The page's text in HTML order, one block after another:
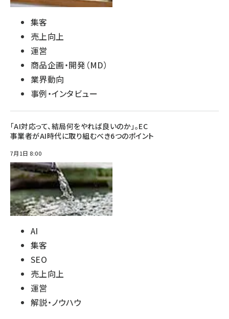
集客
売上向上
運営
商品企画・開発（MD）
業界動向
事例・インタビュー
「AI対応って、結局何をやれば良いのか」。EC
事業者がAI時代に取り組むべき6つのポイント
7月1日 8:00
AI
集客
SEO
売上向上
運営
解説・ノウハウ